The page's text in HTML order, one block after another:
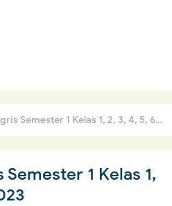
1 Kelas 1, 2, 3, 4, 5, 6 SD/MI Tahun 2022/2023
1 Kelas 1,